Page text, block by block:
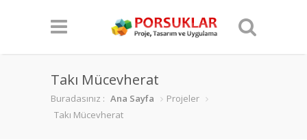
Takı Mücevherat
Buradasınız : Ana Sayfa
Projeler
Takı Mücevherat